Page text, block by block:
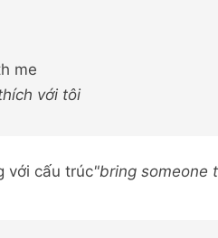
me
với tôi
với cấu trúc"bring someone